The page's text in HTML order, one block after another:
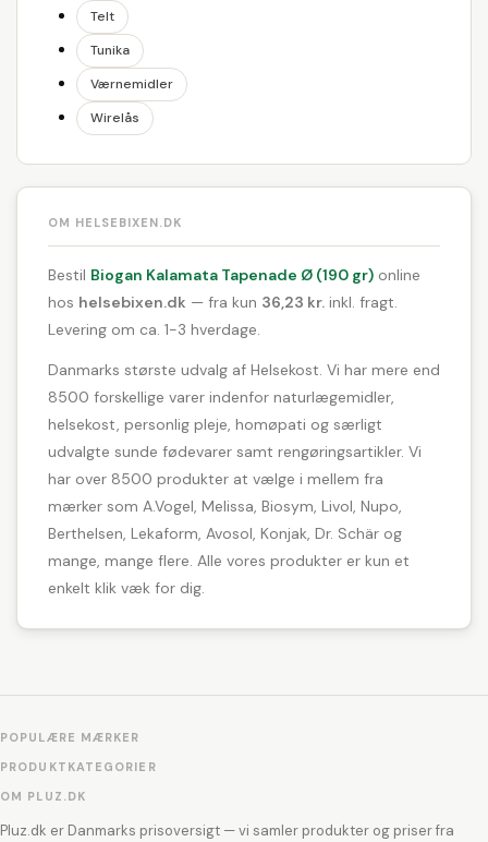
Telt
Tunika
Værnemidler
Wirelås
OM HELSEBIXEN.DK
Bestil Biogan Kalamata Tapenade Ø (190 gr) online
hos helsebixen.dk — fra kun 36,23 kr. inkl. fragt.
Levering om ca. 1-3 hverdage.
Danmarks største udvalg af Helsekost. Vi har mere end
8500 forskellige varer indenfor naturlægemidler,
helsekost, personlig pleje, homøpati og særligt
udvalgte sunde fødevarer samt rengøringsartikler. Vi
har over 8500 produkter at vælge i mellem fra
mærker som A.Vogel, Melissa, Biosym, Livol, Nupo,
Berthelsen, Lekaform, Avosol, Konjak, Dr. Schär og
mange, mange flere. Alle vores produkter er kun et
enkelt klik væk for dig.
POPULÆRE MÆRKER
PRODUKTKATEGORIER
OM PLUZ.DK
Pluz.dk er Danmarks prisoversigt — vi samler produkter og priser fra